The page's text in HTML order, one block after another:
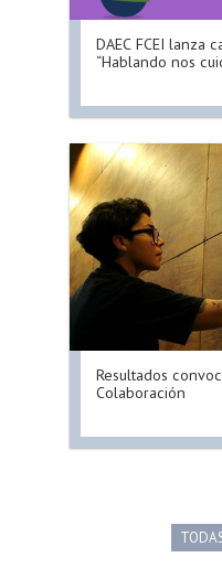
DAEC FCEI lanza
“Hablando nos
Resultados
Colaboración